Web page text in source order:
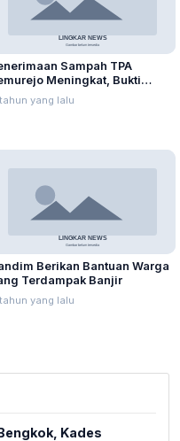
Sampah TPA
Meningkat, Bukti
Blora Peduli
yang lalu
Berikan Bantuan Warga
Terdampak Banjir
yang lalu
Kades